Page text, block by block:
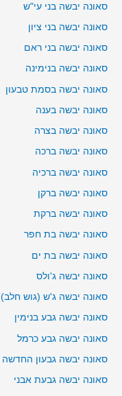
סאונה יבשה בני עי"ש
סאונה יבשה בני ציון
סאונה יבשה בני ראם
סאונה יבשה בנימינה
סאונה יבשה בסמת טבעון
סאונה יבשה בענה
סאונה יבשה בצרה
סאונה יבשה ברכה
סאונה יבשה ברכיה
סאונה יבשה ברקן
סאונה יבשה ברקת
סאונה יבשה בת חפר
סאונה יבשה בת ים
סאונה יבשה ג'ולס
סאונה יבשה ג'ש (גוש חלב)
סאונה יבשה גבע בנימין
סאונה יבשה גבע כרמל
סאונה יבשה גבעון החדשה
סאונה יבשה גבעת אבני